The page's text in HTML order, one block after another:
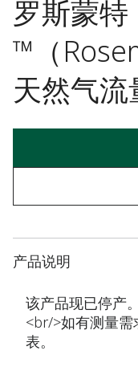
罗斯蒙特
™（
天然气流
产品说明
该产品现已停产
<br/>如有测量
表。